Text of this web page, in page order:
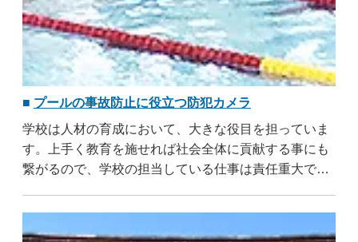
プールの事故防止に役立つ防犯カメラ
学校は人材の育成において、大きな役目を担っていま
す。上手く教育を施せれば社会全体に貢献する事にも
繋がるので、学校の担当している仕事は責任重大で